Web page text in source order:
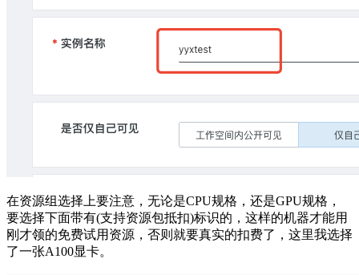
在资源组选择上要注意，无论是CPU规格，还是GPU规格，
要选择下面带有(支持资源包抵扣)标识的，这样的机器才能用
刚才领的免费试用资源，否则就要真实的扣费了，这里我选择
了一张A100显卡。